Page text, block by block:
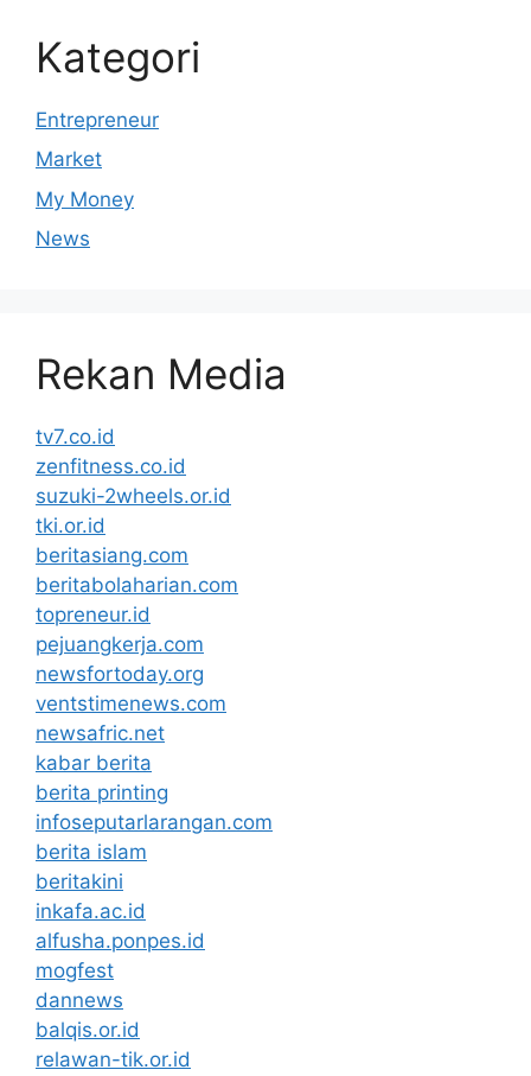
Kategori
Entrepreneur
Market
My Money
News
Rekan Media
tv7.co.id
zenfitness.co.id
suzuki-2wheels.or.id
tki.or.id
beritasiang.com
beritabolaharian.com
topreneur.id
pejuangkerja.com
newsfortoday.org
ventstimenews.com
newsafric.net
kabar berita
berita printing
infoseputarlarangan.com
berita islam
beritakini
inkafa.ac.id
alfusha.ponpes.id
mogfest
dannews
balqis.or.id
relawan-tik.or.id